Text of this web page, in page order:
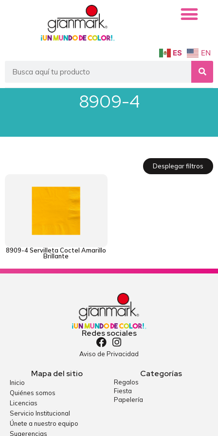
ES EN
8909-4
Desplegar filtros
8909-4 Servilleta Coctel Amarillo
Brillante
Redes sociales
Aviso de Privacidad
Mapa del sitio
Inicio
Quiénes somos
Licencias
Servicio Institucional
Únete a nuestro equipo
Sugerencias
Categorías
Regalos
Fiesta
Papelería